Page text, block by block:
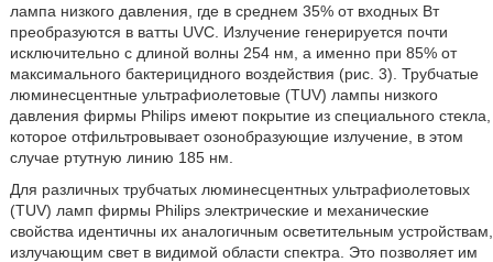
лампа низкого давления, где в среднем 35% от входных Вт
преобразуются в ватты UVC. Излучение генерируется почти
исключительно с длиной волны 254 нм, а именно при 85% от
максимального бактерицидного воздействия (рис. 3). Трубчатые
люминесцентные ультрафиолетовые (TUV) лампы низкого
давления фирмы Philips имеют покрытие из специального стекла,
которое отфильтровывает озонобразующие излучение, в этом
случае ртутную линию 185 нм.
Для различных трубчатых люминесцентных ультрафиолетовых
(TUV) ламп фирмы Philips электрические и механические
свойства идентичны их аналогичным осветительным устройствам,
излучающим свет в видимой области спектра. Это позволяет им